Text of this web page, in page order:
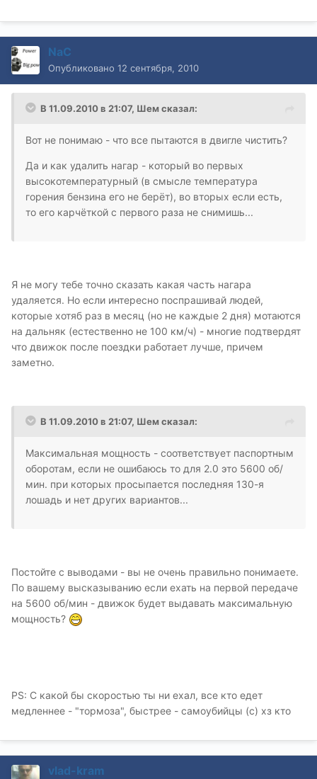
NaC
Опубликовано 12 сентября, 2010
В 11.09.2010 в 21:07, Шем сказал:
Вот не понимаю - что все пытаются в двигле чистить?
Да и как удалить нагар - который во первых
высокотемпературный (в смысле температура
горения бензина его не берёт), во вторых если есть,
то его карчёткой с первого раза не снимишь...
Я не могу тебе точно сказать какая часть нагара
удаляется. Но если интересно поспрашивай людей,
которые хотяб раз в месяц (но не каждые 2 дня) мотаются
на дальняк (естественно не 100 км/ч) - многие подтвердят
что движок после поездки работает лучше, причем
заметно.
В 11.09.2010 в 21:07, Шем сказал:
Максимальная мощность - соответствует паспортным
оборотам, если не ошибаюсь то для 2.0 это 5600 об/
мин. при которых просыпается последняя 130-я
лошадь и нет других вариантов...
Постойте с выводами - вы не очень правильно понимаете.
По вашему высказыванию если ехать на первой передаче
на 5600 об/мин - движок будет выдавать максимальную
мощность?
PS: С какой бы скоростью ты ни ехал, все кто едет
медленнее - "тормоза", быстрее - самоубийцы (с) хз кто
vlad-kram